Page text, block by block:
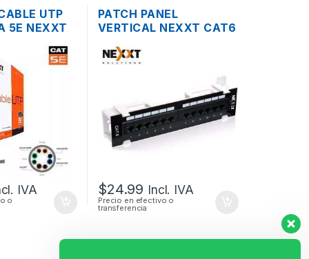
UTP
5E NEXXT
IVA
o
PATCH PANEL
VERTICAL NEXXT CAT6
PARED
$24.99 Incl. IVA
Precio en efectivo o
transferencia